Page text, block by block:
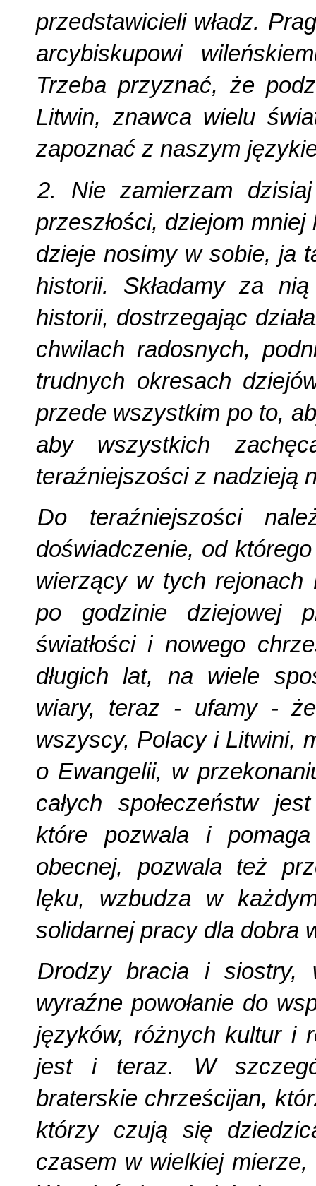
przedstawicieli władz.
arcybiskupowi
Trzeba przyznać, że
Litwin, znawca wielu
zapoznać z naszym
2. Nie zamierzam
przeszłości, dziejom
dzieje nosimy w sobie, ja
historii. Składamy za
historii, dostrzegając
chwilach radosnych,
trudnych okresach
przede wszystkim po to,
aby wszystkich
teraźniejszości z nadzieją
Do teraźniejszości
doświadczenie, od
wierzący w tych rejonach
po godzinie dziejowej
światłości i nowego
długich lat, na wiele
wiary, teraz - ufamy -
wszyscy, Polacy i Litwini,
o Ewangelii, w
całych społeczeństw
które pozwala i
obecnej, pozwala też
lęku, wzbudza w
solidarnej pracy dla dobra
Drodzy bracia i siostry,
wyraźne powołanie do
języków, różnych kultur i
jest i teraz. W
braterskie chrześcijan,
którzy czują się
czasem w wielkiej